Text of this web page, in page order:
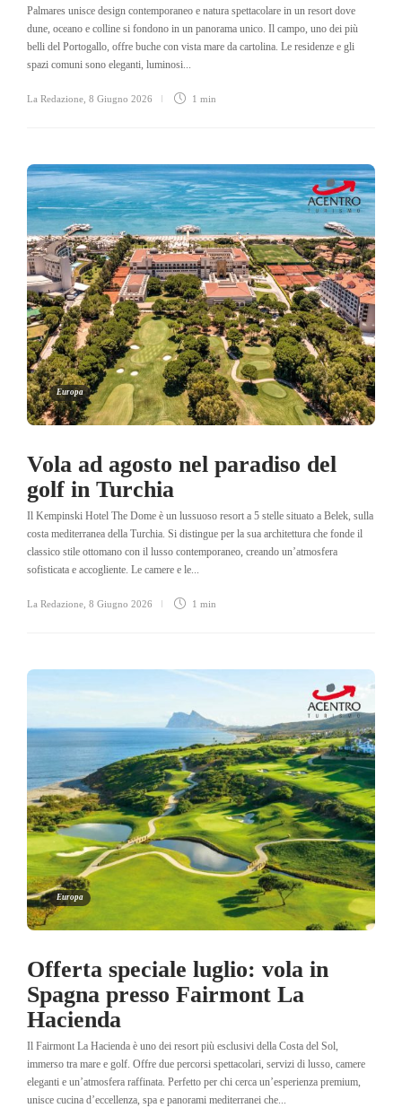
Palmares unisce design contemporaneo e natura spettacolare in un resort dove
dune, oceano e colline si fondono in un panorama unico. Il campo, uno dei più
belli del Portogallo, offre buche con vista mare da cartolina. Le residenze e gli
spazi comuni sono eleganti, luminosi...
La Redazione 8 Giugno 2026 1 min
Europa
Vola ad agosto nel paradiso del
golf in Turchia
Il Kempinski Hotel The Dome è un lussuoso resort a 5 stelle situato a Belek, sulla
costa mediterranea della Turchia. Si distingue per la sua architettura che fonde il
classico stile ottomano con il lusso contemporaneo, creando un’atmosfera
sofisticata e accogliente. Le camere e le...
La Redazione 8 Giugno 2026 1 min
Europa
Offerta speciale luglio: vola in
Spagna presso Fairmont La
Hacienda
Il Fairmont La Hacienda è uno dei resort più esclusivi della Costa del Sol,
immerso tra mare e golf. Offre due percorsi spettacolari, servizi di lusso, camere
eleganti e un’atmosfera raffinata. Perfetto per chi cerca un’esperienza premium,
unisce cucina d’eccellenza, spa e panorami mediterranei che...